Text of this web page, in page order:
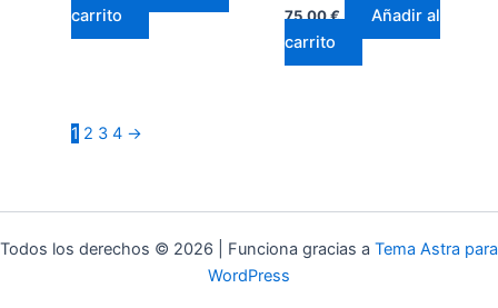
carrito
75,00€
Añadir al
carrito
1 2 3 4 →
Todos los derechos © 2026 | Funciona gracias a Tema Astra para
WordPress